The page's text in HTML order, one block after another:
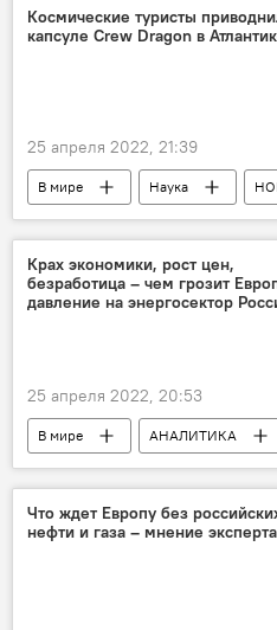
Грузинская мечта -
Единое национальное движение
Космические туристы
капсуле Crew Dragon в
25 апреля 2022, 21:39
В мире Наука
НАСА
МКС
Крах экономики, рост цен,
безработица – чем грозит
давление на энергосектор
25 апреля 2022, 20:53
В мире АНАЛИТИКА
Германия
Европа
Цены на нефть
Антироссийские санкции
Что ждет Европу без
нефти и газа – мнение эксперта